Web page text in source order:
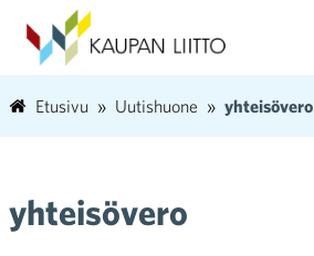
Etusivu Uutishuone yhteisövero
yhteisövero